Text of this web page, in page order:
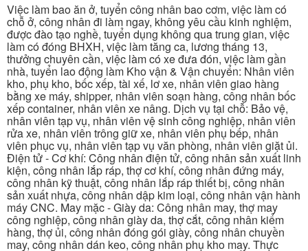
Việc làm bao ăn ở, tuyển công nhân bao cơm, việc làm có
chỗ ở, công nhân đi làm ngay, không yêu cầu kinh nghiệm,
được đào tạo nghề, tuyển dụng không qua trung gian, việc
làm có đóng BHXH, việc làm tăng ca, lương tháng 13,
thưởng chuyên cần, việc làm có xe đưa đón, việc làm gần
nhà, tuyển lao động làm Kho vận & Vận chuyển: Nhân viên
kho, phụ kho, bốc xếp, tài xế, lơ xe, nhân viên giao hàng
bằng xe máy, shipper, nhân viên soạn hàng, công nhân bốc
xếp container, nhân viên xe nâng. Dịch vụ tại chỗ: Bảo vệ,
nhân viên tạp vụ, nhân viên vệ sinh công nghiệp, nhân viên
rửa xe, nhân viên trông giữ xe, nhân viên phụ bếp, nhân
viên phục vụ, nhân viên tạp vụ văn phòng, nhân viên giặt ủi.
Điện tử - Cơ khí: Công nhân điện tử, công nhân sản xuất linh
kiện, công nhân lắp ráp, thợ cơ khí, công nhân đứng máy,
công nhân kỹ thuật, công nhân lắp ráp thiết bị, công nhân
sản xuất nhựa, công nhân dập kim loại, công nhân vận hành
máy CNC. May mặc - Giày da: Công nhân may, thợ may
công nghiệp, công nhân giày da, thợ cắt, công nhân kiểm
hàng, thợ ủi, công nhân đóng gói giày, công nhân chuyền
may, công nhân dán keo, công nhân phụ kho may. Thực